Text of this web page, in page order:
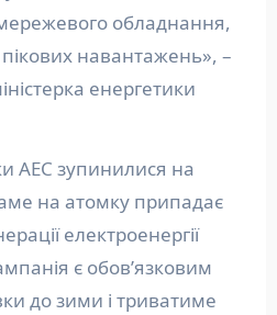
обладнання,
навантажень», –
енергетики
АЕС зупинилися на
на атомку припадає
електроенергії
є обов’язковим
до зими і триватиме